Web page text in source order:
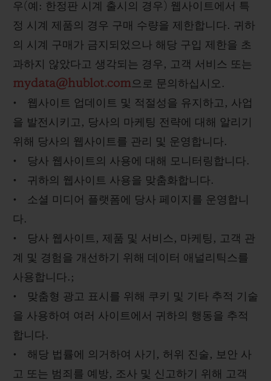
우(예: 한정판 시계 출시의 경우) 웹사이트에서 특
정 시계 제품의 경우 구매 수량을 제한합니다. 귀하
의 시계 구매가 금지되었으나 해당 구입 제한을 초
과하지 않았다고 생각되는 경우, 고객 서비스 또는
mydata@hublot.com으로 문의하십시오.
• 웹사이트 업데이트 및 적절성을 유지하고, 사업
을 발전시키고, 당사의 마케팅 전략에 대해 알리기
위해 당사의 웹사이트를 관리 및 운영합니다.
• 당사 웹사이트의 사용에 대해 모니터링합니다.
• 귀하의 웹사이트 사용을 맞춤화합니다.
• 소셜 미디어 플랫폼에 당사 페이지를 운영합니
다.
• 당사 웹사이트, 제품 및 서비스, 마케팅, 고객 관
계 및 경험을 개선하기 위해 데이터 애널리틱스를
사용합니다.;
• 맞춤형 광고 표시를 위해 쿠키 및 기타 추적 기술
을 사용하여 여러 사이트에서 귀하의 행동을 추적
합니다.
• 해당 법률에 의거하여 사기, 허위 진술, 보안 사
고 또는 범죄를 예방, 조사 및 신고하기 위해 고객